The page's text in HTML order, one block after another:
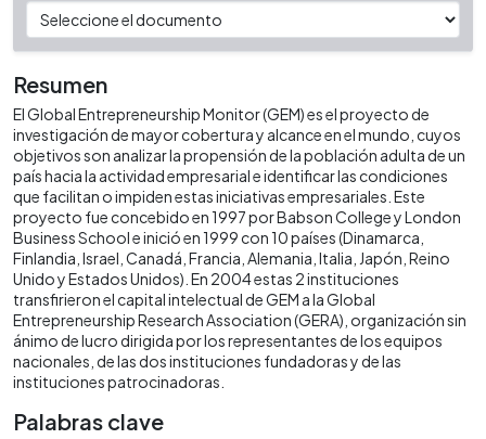
Resumen
El Global Entrepreneurship Monitor (GEM) es el proyecto de
investigación de mayor cobertura y alcance en el mundo, cuyos
objetivos son analizar la propensión de la población adulta de un
país hacia la actividad empresarial e identificar las condiciones
que facilitan o impiden estas iniciativas empresariales. Este
proyecto fue concebido en 1997 por Babson College y London
Business School e inició en 1999 con 10 países (Dinamarca,
Finlandia, Israel, Canadá, Francia, Alemania, Italia, Japón, Reino
Unido y Estados Unidos). En 2004 estas 2 instituciones
transfirieron el capital intelectual de GEM a la Global
Entrepreneurship Research Association (GERA), organización sin
ánimo de lucro dirigida por los representantes de los equipos
nacionales, de las dos instituciones fundadoras y de las
instituciones patrocinadoras.
Palabras clave